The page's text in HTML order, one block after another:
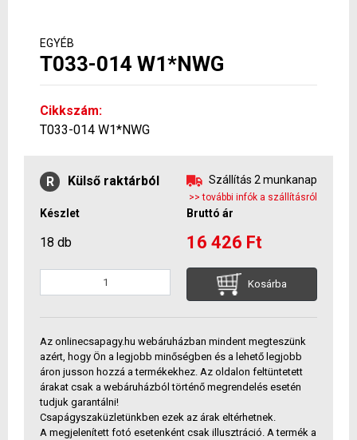
EGYÉB
T033-014 W1*NWG
Cikkszám:
T033-014 W1*NWG
R Külső raktárból Szállítás 2 munkanap
>> további infók a szállításról
Készlet Bruttó ár
18 db 16 426 Ft
Kosárba
Az onlinecsapagy.hu webáruházban mindent megteszünk
azért, hogy Ön a legjobb minőségben és a lehető legjobb
áron jusson hozzá a termékekhez. Az oldalon feltüntetett
árakat csak a webáruházból történő megrendelés esetén
tudjuk garantálni!
Csapágyszaküzletünkben ezek az árak eltérhetnek.
A megjelenített fotó esetenként csak illusztráció. A termék a